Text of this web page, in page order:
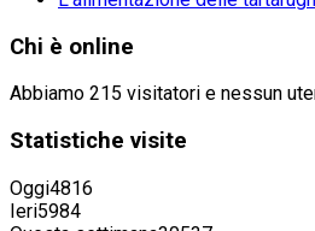
Chi è online
Abbiamo 215 visitatori e nessun
Statistiche visite
Oggi4816
Ieri5984